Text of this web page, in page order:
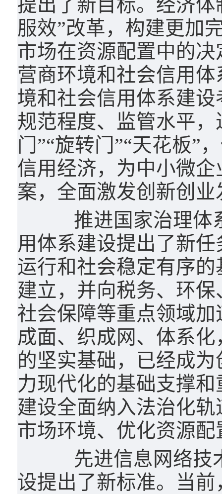
提出了新目标。经济
服效”改革，构建更加
市场在资源配置中的
营商环境和社会信用
境和社会信用体系建
规范程度、监管水平，
门”“旋转门”“天花板”
信用经济，为中小微
案，全面激发创新创
推进国家治理体系
用体系建设提出了新
运行和社会稳定有序
建立，并向税务、环
社会保障等重点领域
成面、织成网、体系
的坚实基础，已经成
力现代化的基础支撑
建设全面纳入法治化
市场环境、优化资源
先进信息网络技术
设提出了新标准。当